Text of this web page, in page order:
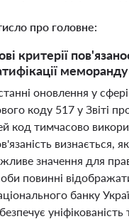
про головне:
критерії
оновлення у
коду 517 у Звіті
код тимчасово
визнається,
значення для
повинні
банку